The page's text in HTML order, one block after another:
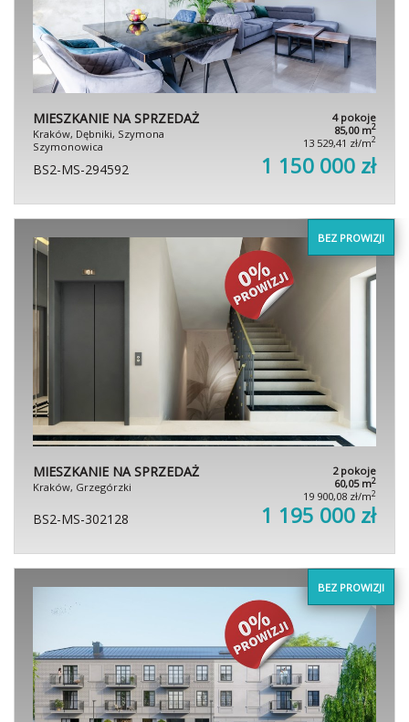
MIESZKANIE NA SPRZEDAŻ
Kraków, Dębniki, Szymona
Szymonowica
4 pokoje
85,00 m2
13 529,41 zł/m2
BS2-MS-294592 1 150 000 zł
BEZ PROWIZJI
MIESZKANIE NA SPRZEDAŻ
Kraków, Grzegórzki
2 pokoje
60,05 m2
19 900,08 zł/m2
BS2-MS-302128 1 195 000 zł
BEZ PROWIZJI